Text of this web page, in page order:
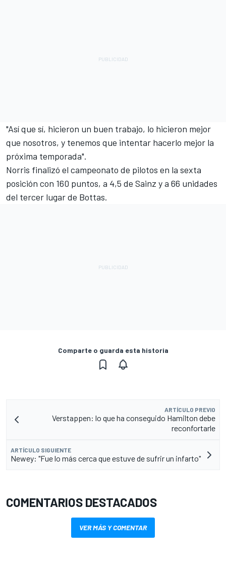
"Así que sí, hicieron un buen trabajo, lo hicieron mejor
que nosotros, y tenemos que intentar hacerlo mejor la
próxima temporada".
Norris finalizó el campeonato de pilotos en la sexta
posición con 160 puntos, a 4,5 de Sainz y a 66 unidades
del tercer lugar de Bottas.
Comparte o guarda esta historia
ARTÍCULO PREVIO
Verstappen: lo que ha conseguido Hamilton debe
reconfortarle
ARTÍCULO SIGUIENTE
Newey: "Fue lo más cerca que estuve de sufrir un infarto"
COMENTARIOS DESTACADOS
VER MÁS Y COMENTAR